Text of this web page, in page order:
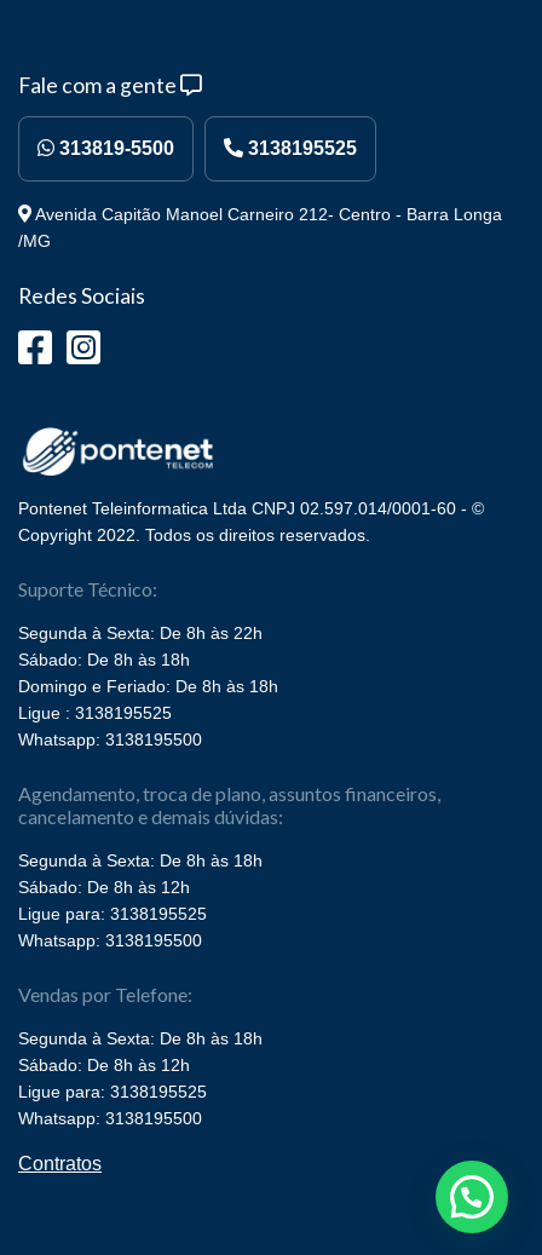
Fale com a gente
313819-5500 3138195525
Avenida Capitão Manoel Carneiro 212- Centro - Barra Longa
/MG
Redes Sociais
Pontenet Teleinformatica Ltda CNPJ 02.597.014/0001-60 - ©
Copyright 2022. Todos os direitos reservados.
Suporte Técnico:
Segunda à Sexta: De 8h às 22h
Sábado: De 8h às 18h
Domingo e Feriado: De 8h às 18h
Ligue : 3138195525
Whatsapp: 3138195500
Agendamento, troca de plano, assuntos financeiros,
cancelamento e demais dúvidas:
Segunda à Sexta: De 8h às 18h
Sábado: De 8h às 12h
Ligue para: 3138195525
Whatsapp: 3138195500
Vendas por Telefone:
Segunda à Sexta: De 8h às 18h
Sábado: De 8h às 12h
Ligue para: 3138195525
Whatsapp: 3138195500
Contratos